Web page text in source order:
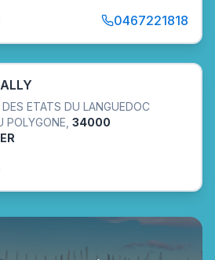
0467221818
ETATS DU LANGUEDOC
POLYGONE 34000